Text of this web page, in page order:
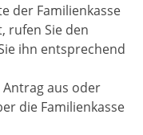
der Familienkasse
rufen Sie den
ihn entsprechend
aus oder
die Familienkasse